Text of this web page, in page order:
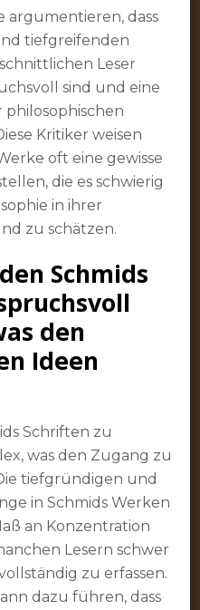
argumentieren, dass
tiefgreifenden
Leser
sind und eine
philosophischen
Kritiker weisen
oft eine gewisse
die es schwierig
in ihrer
zu schätzen.
Schmids
den
Ideen
Schriften zu
was den Zugang zu
tiefgründigen und
in Schmids Werken
an Konzentration
Lesern schwer
zu erfassen.
dazu führen, dass